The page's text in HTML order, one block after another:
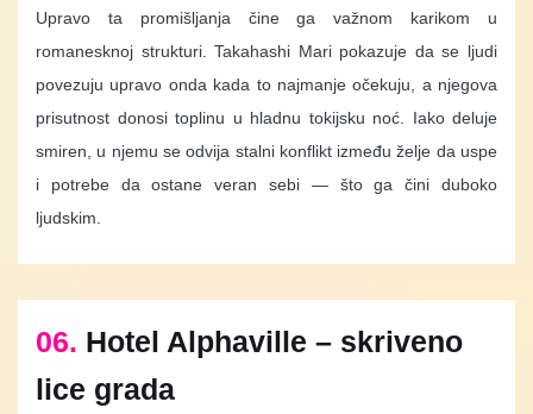
Upravo ta promišljanja čine ga važnom karikom u
romanesknoj strukturi. Takahashi Mari pokazuje da se ljudi
povezuju upravo onda kada to najmanje očekuju, a njegova
prisutnost donosi toplinu u hladnu tokijsku noć. Iako deluje
smiren, u njemu se odvija stalni konflikt između želje da uspe
i potrebe da ostane veran sebi — što ga čini duboko
ljudskim.
06. Hotel Alphaville – skriveno
lice grada